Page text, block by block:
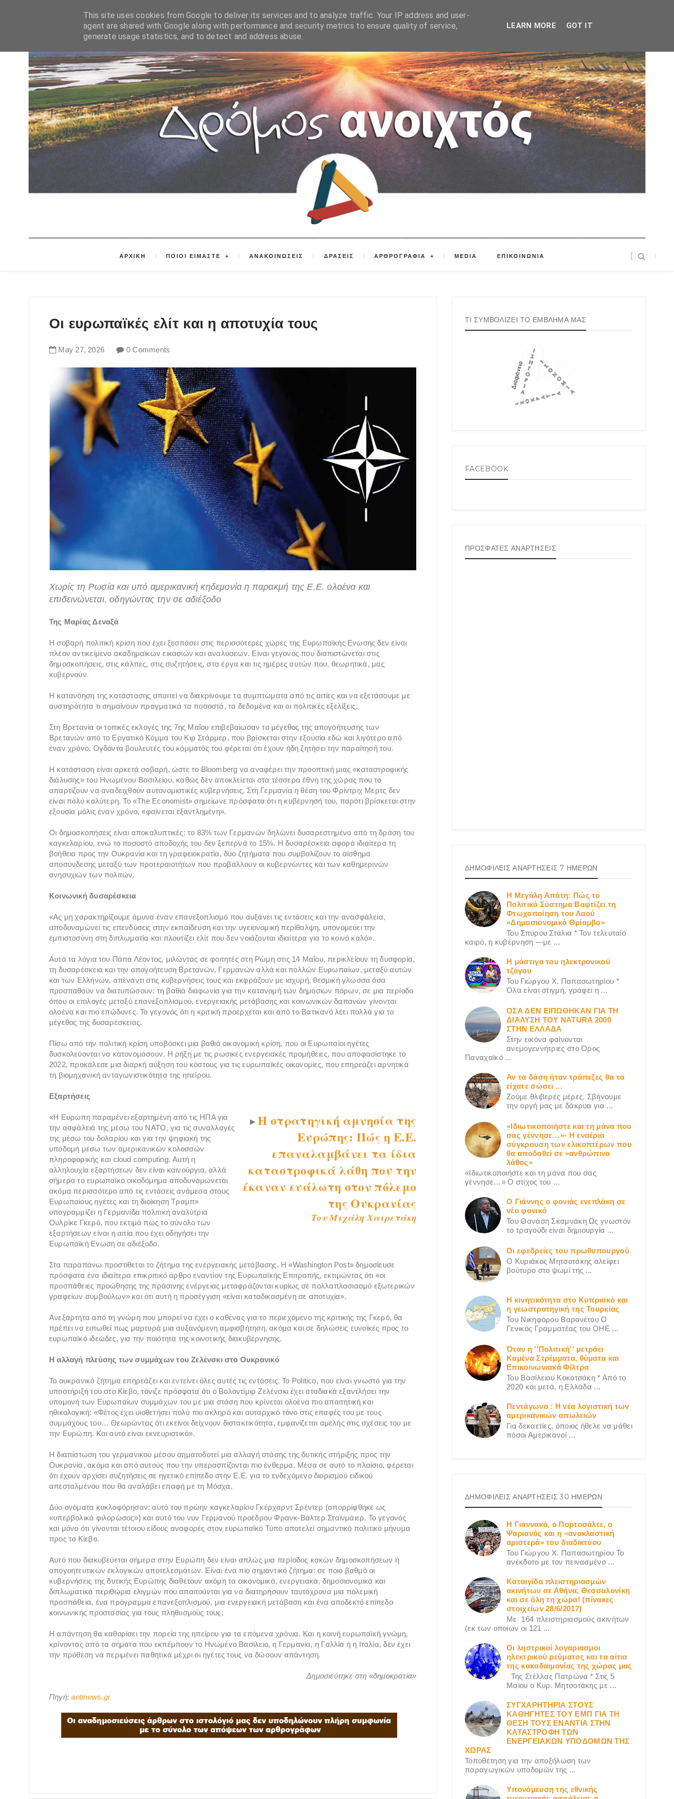
ΑΡΧΙΚΗ ΠΟΙΟΙ ΕΙΜΑΣΤΕ ΑΝΑΚΟΙΝΩΣΕΙΣ ΔΡΑΣΕΙΣ ΑΡΘΡΟΓΡΑΦΙΑ MEDIA ΕΠΙΚΟΙΝΩΝΙΑ
Οι ευρωπαϊκές ελίτ και η αποτυχία τους
May 27, 2026 0 Comments
Χωρίς τη Ρωσία και υπό αμερικανική κηδεμονία η παρακμή της Ε.Ε. ολοένα και
επιδεινώνεται, οδηγώντας την σε αδιέξοδο
Της Μαρίας Δεναξά
Η σοβαρή πολιτική κρίση που έχει ξεσπάσει στις περισσότερες χώρες της Ευρωπαϊκής Ενωσης δεν είναι
πλέον αντικείμενο ακαδημαϊκών εικασιών και αναλύσεων. Είναι γεγονός που διαπιστώνεται στις
δημοσκοπήσεις, στις κάλπες, στις συζητήσεις, στα έργα και τις ημέρες αυτών που, θεωρητικά, μας
κυβερνούν.
Η κατανόηση της κατάστασης απαιτεί να διακρίνουμε τα συμπτώματα από τις αιτίες και να εξετάσουμε με
αυστηρότητα τι σημαίνουν πραγματικά τα ποσοστά, τα δεδομένα και οι πολιτικές εξελίξεις.
Στη Βρετανία οι τοπικές εκλογές της 7ης Μαΐου επιβεβαίωσαν το μέγεθος της απογοήτευσης των
Βρετανών από το Εργατικό Κόμμα του Κιρ Στάρμερ, που βρίσκεται στην εξουσία εδώ και λιγότερο από
έναν χρόνο. Ογδόντα βουλευτές του κόμματός του φέρεται ότι έχουν ήδη ζητήσει την παραίτησή του.
Η κατάσταση είναι αρκετά σοβαρή, ώστε το Bloomberg να αναφέρει την προοπτική μιας «καταστροφικής
διάλυσης» του Ηνωμένου Βασιλείου, καθώς δεν αποκλείεται στα τέσσερα έθνη της χώρας που το
απαρτίζουν να αναδειχθούν αυτονομιστικές κυβερνήσεις. Στη Γερμανία η θέση του Φρίντριχ Μερτς δεν
είναι πολύ καλύτερη. Το «The Economist» σημείωνε πρόσφατα ότι η κυβέρνησή του, παρότι βρίσκεται στην
εξουσία μόλις έναν χρόνο, «φαίνεται εξαντλημένη».
Οι δημοσκοπήσεις είναι αποκαλυπτικές: το 83% των Γερμανών δηλώνει δυσαρεστημένο από τη δράση του
καγκελαρίου, ενώ το ποσοστό αποδοχής του δεν ξεπερνά το 15%. Η δυσαρέσκεια αφορά ιδιαίτερα τη
βοήθεια προς την Ουκρανία και τη γραφειοκρατία, δύο ζητήματα που συμβολίζουν το αίσθημα
αποσύνδεσης μεταξύ των προτεραιοτήτων που προβάλλουν οι κυβερνώντες και των καθημερινών
ανησυχιών των πολιτών.
Κοινωνική δυσαρέσκεια
«Ας μη χαρακτηρίζουμε άμυνα έναν επανεξοπλισμό που αυξάνει τις εντάσεις και την ανασφάλεια,
αποδυναμώνει τις επενδύσεις στην εκπαίδευση και την υγειονομική περίθαλψη, υπονομεύει την
εμπιστοσύνη στη διπλωματία και πλουτίζει ελίτ που δεν νοιάζονται ιδιαίτερα για το κοινό καλό».
Αυτά τα λόγια του Πάπα Λέοντος, μιλώντας σε φοιτητές στη Ρώμη στις 14 Μαΐου, περικλείουν τη δυσφορία,
τη δυσαρέσκεια και την απογοήτευση Βρετανών, Γερμανών αλλά και πολλών Ευρωπαίων, μεταξύ αυτών
και των Ελλήνων, απέναντι στις κυβερνήσεις τους και εκφράζουν με ισχυρή, θεσμική γλώσσα όσα
προσπαθούν να διατυπώσουν: τη βαθιά διαφωνία για την κατανομή των δημόσιων πόρων, σε μια περίοδο
όπου οι επιλογές μεταξύ επανεξοπλισμού, ενεργειακής μετάβασης και κοινωνικών δαπανών γίνονται
ολοένα και πιο επώδυνες. Το γεγονός ότι η κριτική προέρχεται και από το Βατικανό λέει πολλά για το
μέγεθος της δυσαρέσκειας.
Πίσω από την πολιτική κρίση υποβόσκει μια βαθιά οικονομική κρίση, που οι Ευρωπαίοι ηγέτες
δυσκολεύονται να κατονομάσουν. Η ρήξη με τις ρωσικές ενεργειακές προμήθειες, που αποφασίστηκε το
2022, προκάλεσε μια διαρκή αύξηση του κόστους για τις ευρωπαϊκές οικονομίες, που επηρεάζει αρνητικά
τη βιομηχανική ανταγωνιστικότητα της ηπείρου.
Εξαρτήσεις
►Η στρατηγική αμνησία της
Ευρώπης: Πώς η Ε.Ε.
επαναλαμβάνει τα ίδια
καταστροφικά λάθη που την
έκαναν ευάλωτη στον πόλεμο
της Ουκρανίας
Του Μιχάλη Χαιρετάκη
«Η Ευρώπη παραμένει εξαρτημένη από τις ΗΠΑ για
την ασφάλειά της μέσω του ΝΑΤΟ, για τις συναλλαγές
της μέσω του δολαρίου και για την ψηφιακή της
υποδομή μέσω των αμερικανικών κολοσσών
πληροφορικής και cloud computing. Αυτή η
αλληλουχία εξαρτήσεων δεν είναι καινούργια, αλλά
σήμερα το ευρωπαϊκό οικοδόμημα αποδυναμώνεται
ακόμα περισσότερο από τις εντάσεις ανάμεσα στους
Ευρωπαίους ηγέτες και τη διοίκηση Τραμπ»
υπογραμμίζει η Γερμανίδα πολιτική αναλύτρια
Ουλρίκε Γκερό, που εκτιμά πως το σύνολο των
εξαρτήσεων είναι η αιτία που έχει οδηγήσει την
Ευρωπαϊκή Ενωση σε αδιέξοδο.
Στα παραπάνω προστίθεται το ζήτημα της ενεργειακής μετάβασης. Η «Washington Post» δημοσίευσε
πρόσφατα ένα ιδιαίτερα επικριτικό άρθρο εναντίον της Ευρωπαϊκής Επιτροπής, εκτιμώντας ότι «οι
προσπάθειες προώθησης της πράσινης ενέργειας μεταφράζονται κυρίως σε πολλαπλασιασμό εξωτερικών
γραφείων συμβούλων» και ότι αυτή η προσέγγιση «είναι καταδικασμένη σε αποτυχία».
Ανεξάρτητα από τη γνώμη που μπορεί να έχει ο καθένας για το περιεχόμενο της κριτικής της Γκερό, θα
πρέπει να ειπωθεί πως μαρτυρά μια αυξανόμενη αμφισβήτηση, ακόμα και σε δηλώσεις ευνοϊκές προς το
ευρωπαϊκό ιδεώδες, για την ποιότητα της κοινοτικής διακυβέρνησης.
Η αλλαγή πλεύσης των συμμάχων του Ζελένσκι στο Ουκρανικό
Το ουκρανικό ζήτημα επηρεάζει και εντείνει όλες αυτές τις εντάσεις. Το Politico, που είναι γνωστό για την
υποστήριξή του στο Κίεβο, τόνιζε πρόσφατα ότι ο Βολοντίμιρ Ζελένσκι έχει σταδιακά εξαντλήσει την
υπομονή των Ευρωπαίων συμμάχων του με μια στάση που κρίνεται ολοένα πιο απαιτητική και
ηθικολογική: «Φέτος έχει υιοθετήσει πολύ πιο σκληρό και αυταρχικό τόνο στις επαφές του με τους
συμμάχους του… Θεωρώντας ότι εκείνοι δείχνουν διστακτικότητα, εμφανίζεται αμελής στις σχέσεις του με
την Ευρώπη. Και αυτό είναι εκνευριστικό».
Η διαπίστωση του γερμανικού μέσου σηματοδοτεί μια αλλαγή στάσης της δυτικής στήριξης προς την
Ουκρανία, ακόμα και από αυτούς που την υπερασπίζονται πιο ένθερμα. Μέσα σε αυτό το πλαίσιο, φέρεται
ότι έχουν αρχίσει συζητήσεις σε ηγετικό επίπεδο στην Ε.Ε. για το ενδεχόμενο διορισμού ειδικού
απεσταλμένου που θα αναλάβει επαφή με τη Μόσχα.
Δύο ονόματα κυκλοφόρησαν: αυτό του πρώην καγκελαρίου Γκέρχαρντ Σρέντερ (απορρίφθηκε ως
«υπερβολικά φιλορώσος») και αυτό του νυν Γερμανού προέδρου Φρανκ-Βάλτερ Σταϊνμάιερ. Το γεγονός
και μόνο ότι γίνονται τέτοιου είδους αναφορές στον ευρωπαϊκό Τύπο αποτελεί σημαντικό πολιτικό μήνυμα
προς το Κίεβο.
Αυτό που διακυβεύεται σήμερα στην Ευρώπη δεν είναι απλώς μια περίοδος κακών δημοσκοπήσεων ή
απογοητευτικών εκλογικών αποτελεσμάτων. Είναι ένα πιο σημαντικό ζήτημα: σε ποιο βαθμό οι
κυβερνήσεις της δυτικής Ευρώπης διαθέτουν ακόμη τα οικονομικά, ενεργειακά, δημοσιονομικά και
διπλωματικά περιθώρια ελιγμών που απαιτούνται για να διατηρήσουν ταυτόχρονα μια πολεμική
προσπάθεια, ένα πρόγραμμα επανεξοπλισμού, μια ενεργειακή μετάβαση και ένα αποδεκτό επίπεδο
κοινωνικής προστασίας για τους πληθυσμούς τους;
Η απάντηση θα καθορίσει την πορεία της ηπείρου για τα επόμενα χρόνια. Και η κοινή ευρωπαϊκή γνώμη,
κρίνοντας από τα σήματα που εκπέμπουν το Ηνωμένο Βασίλειο, η Γερμανία, η Γαλλία ή η Ιταλία, δεν έχει
την πρόθεση να περιμένει παθητικά μέχρι οι ηγέτες τους να δώσουν απάντηση.
Δημοσιεύτηκε στη «δημοκρατία»
Πηγή:antinews.gr
ΤΙ ΣΥΜΒΟΛΙΖΕΙ ΤΟ ΕΜΒΛΗΜΑ ΜΑΣ
FACEBOOK
ΠΡΟΣΦΑΤΕΣ ΑΝΑΡΤΗΣΕΙΣ
ΔΗΜΟΦΙΛΕΙΣ ΑΝΑΡΤΗΣΕΙΣ 7 ΗΜΕΡΩΝ
Η Μεγάλη Απάτη: Πώς το
Πολιτικό Σύστημα Βαφτίζει τη
Φτωχοποίηση του Λαού
«Δημοσιονομικό Θρίαμβο»
Του Σπύρου Στάλια * Τον τελευταίο
καιρό, η κυβέρνηση —με ...
Η μάστιγα του ηλεκτρονικού
τζόγου
Του Γιώργου X. Παπασωτηρίου *
Όλα είναι στιγμή, γράφει η ...
ΟΣΑ ΔΕN ΕΙΠΩΘΗΚΑΝ ΓΙΑ ΤΗ
ΔΙΑΛΥΣΗ ΤΟΥ NATURA 2000
ΣΤΗΝ ΕΛΛΑΔΑ
Στην εικόνα φαίνονται
ανεμογεννήτριες στο Όρος
Παναχαϊκό ...
Αν τα δάση ήταν τράπεζες θα τα
είχατε σώσει ...
Ζούμε θλιβερές μέρες. Σβήνουμε
την οργή μας με δάκρυα για ...
«Ιδιωτικοποιήστε και τη μάνα που
σας γέννησε…»- Η εναέρια
σύγκρουση των ελικοπτέρων που
θα αποδοθεί σε «ανθρώπινο
λάθος»
«Ιδιωτικοποιήστε και τη μάνα που σας
γέννησε…» Ο στίχος του ...
Ο Γιάννης ο φονιάς ενεπλάκη σε
νέο φονικό
Του Θανάση Σκαμνάκη Ως γνωστόν
το τραγούδι είναι δημιουργία ...
Οι εφεδρείες του πρωθυπουργού
Ο Κυριάκος Μητσοτάκης αλείφει
βούτυρο στο ψωμί της ...
Η κινητικότητα στο Κυπριακό και
η γεωστρατηγική της Τουρκίας
Του Νικηφόρου Βαρονέτου Ο
Γενικός Γραμματέας του ΟΗΕ ...
Όταν η ''Πολιτική'' μετράει
Καμένα Στρέμματα, θύματα και
Επικοινωνιακά Φίλτρα
Του Βασίλειου Κοκοτσάκη * Από το
2020 και μετά, η Ελλάδα ...
Πεντάγωνο : Η νέα λογιστική των
αμερικανικών απωλειών
Για δεκαετίες, όποιος ήθελε να μάθει
πόσοι Αμερικανοί ...
ΔΗΜΟΦΙΛΕΙΣ ΑΝΑΡΤΗΣΕΙΣ 30 ΗΜΕΡΩΝ
Η Γιαννακά, ο Πορτοσάλτε, ο
Ψαριανός και η «ανακλαστική
αριστερά» του διαδικτύου
Του Γιώργου X. Παπασωτηρίου Το
ανέκδοτο με τον πεινασμένο ...
Καταιγίδα πλειστηριασμών
ακινήτων σε Αθήνα, Θεσσαλονίκη
και σε όλη τη χώρα! (πίνακες
στοιχείων 28/6/2017)
Με 164 πλειστηριασμούς ακινήτων
(εκ των οποίων οι 121 ...
Οι ληστρικοί λογαριασμοι
ηλεκτρικού ρεύματος και τα αίτια
της κακοδαιμονίας της χώρας μας
Της Στέλλας Πατρώνα * Στις 5
Μαϊου ο Κυρ. Μητσοτάκης με ...
ΣΥΓΧΑΡΗΤΗΡΙΑ ΣΤΟΥΣ
ΚΑΘΗΓΗΤΕΣ ΤΟΥ ΕΜΠ ΓΙΑ ΤΗ
ΘΕΣΗ ΤΟΥΣ ΕΝΑΝΤΙΑ ΣΤΗΝ
ΚΑΤΑΣΤΡΟΦΗ ΤΩΝ
ΕΝΕΡΓΕΙΑΚΩΝ ΥΠΟΔΟΜΩΝ ΤΗΣ
ΧΩΡΑΣ
Τοποθέτηση για την αποξήλωση των
παραγωγικών υποδομών της ...
Υπονόμευση της εθνικής
This site uses cookies from Google to deliver its services and to analyze traffic. Your IP address and user-
agent are shared with Google along with performance and security metrics to ensure quality of service,
generate usage statistics, and to detect and address abuse.
LEARN MORE GOT IT